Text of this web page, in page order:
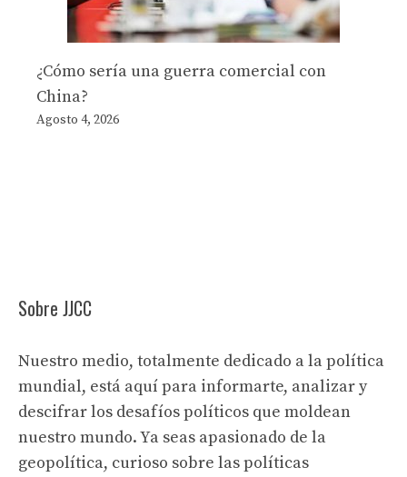
¿Cómo sería una guerra comercial con
China?
Agosto 4, 2026
Sobre JJCC
Nuestro medio, totalmente dedicado a la política
mundial, está aquí para informarte, analizar y
descifrar los desafíos políticos que moldean
nuestro mundo. Ya seas apasionado de la
geopolítica, curioso sobre las políticas